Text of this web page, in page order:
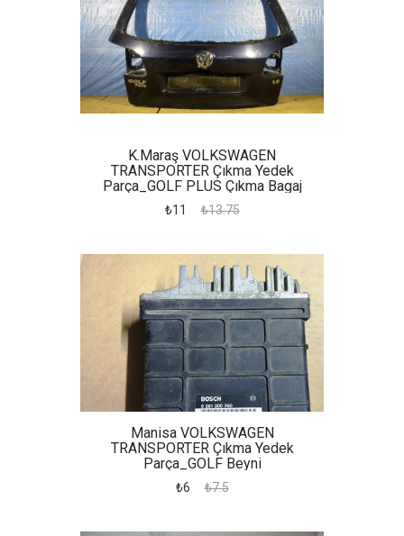
K.maraş VOLKSWAGEN
TRANSPORTER Çıkma Yedek
Parça_GOLF PLUS Çıkma Bagaj
Kapağı
₺11 ₺13.75
Manisa VOLKSWAGEN
TRANSPORTER Çıkma Yedek
Parça_GOLF Beyni
₺6 ₺7.5